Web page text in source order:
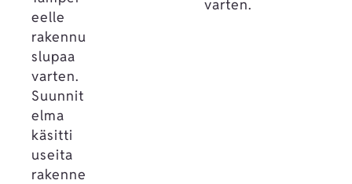
eelle
rakennu
slupaa
varten.
Suunnit
elma
käsitti
useita
rakenne
varten.